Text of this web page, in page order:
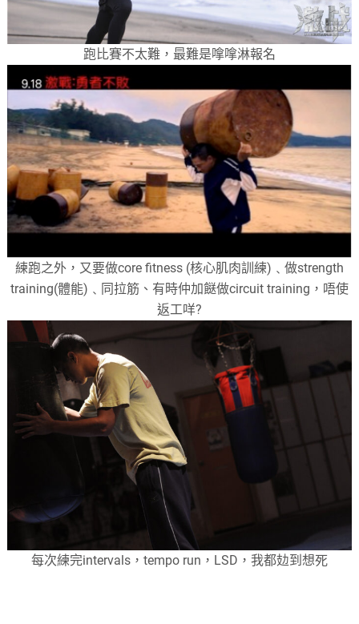
跑比賽不太難，最難是嗱嗱淋報名
練跑之外，又要做core fitness (核心肌肉訓練)﹑做strength
training(體能)﹑同拉筋、有時仲加餸做circuit training，唔使
返工咩?
每次練完intervals，tempo run，LSD，我都攰到想死